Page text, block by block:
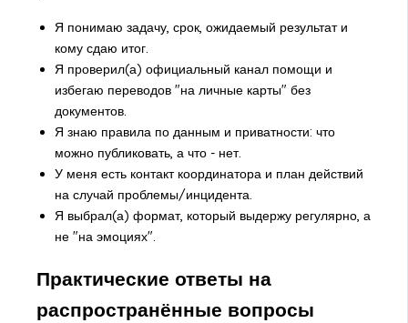
Я понимаю задачу, срок, ожидаемый результат и
кому сдаю итог.
Я проверил(а) официальный канал помощи и
избегаю переводов "на личные карты" без
документов.
Я знаю правила по данным и приватности: что
можно публиковать, а что - нет.
У меня есть контакт координатора и план действий
на случай проблемы/инцидента.
Я выбрал(а) формат, который выдержу регулярно, а
не "на эмоциях".
Практические ответы на
распространённые вопросы